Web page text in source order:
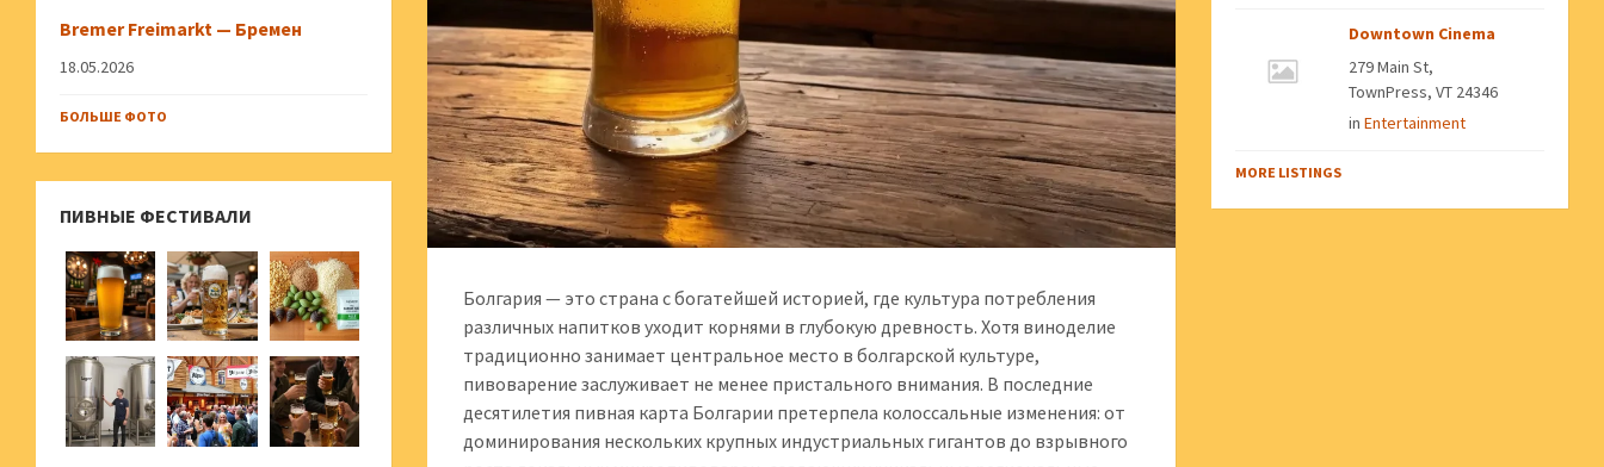
Болгария — это страна с богатейшей историей, где культура потребления
различных напитков уходит корнями в глубокую древность. Хотя виноделие
традиционно занимает центральное место в болгарской культуре,
пивоварение заслуживает не менее пристального внимания. В последние
десятилетия пивная карта Болгарии претерпела колоссальные изменения: от
доминирования нескольких крупных индустриальных гигантов до взрывного
Bremer Freimarkt — Бремен
18.05.2026
БОЛЬШЕ ФОТО
ПИВНЫЕ ФЕСТИВАЛИ
Downtown Cinema
279 Main St,
TownPress, VT 24346
inEntertainment
MORE LISTINGS